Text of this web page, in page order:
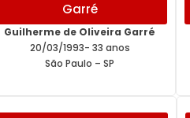
Garré
Guilherme de Oliveira Garré
20/03/1993- 33 anos
São Paulo – SP